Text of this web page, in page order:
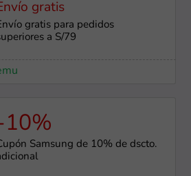
gratis
gratis para pedidos
a S/79
10%
Samsung de 10% de dscto.